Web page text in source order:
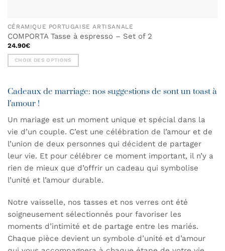
CÉRAMIQUE PORTUGAISE ARTISANALE
COMPORTA Tasse à espresso – Set of 2
24.90€
CHOIX DES OPTIONS
a
plusieurs
Les
options
peuvent
être
sur
la
du
produit
Cadeaux de marriage: nos suggestions de sont un toast à
l’amour !
Un mariage est un moment unique et spécial dans la
vie d’un couple. C’est une célébration de l’amour et de
l’union de deux personnes qui décident de partager
leur vie. Et pour célébrer ce moment important, il n’y a
rien de mieux que d’offrir un cadeau qui symbolise
l’unité et l’amour durable.
Notre vaisselle, nos tasses et nos verres ont été
soigneusement sélectionnés pour favoriser les
moments d’intimité et de partage entre les mariés.
Chaque pièce devient un symbole d’unité et d’amour